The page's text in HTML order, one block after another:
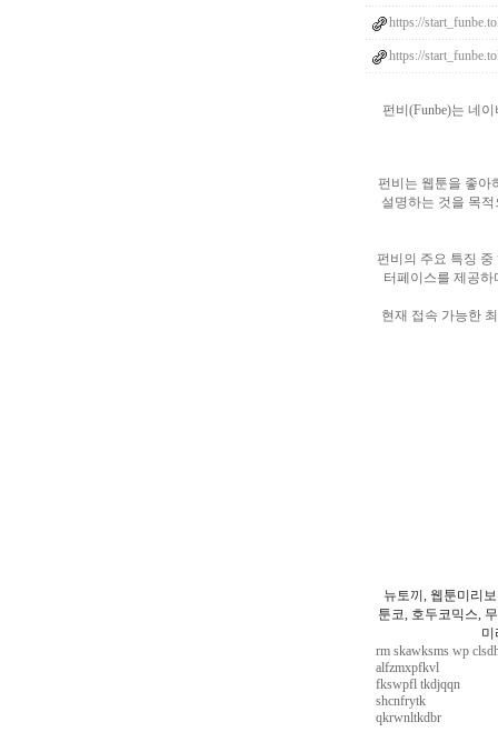
https://
https://
펀비(Funbe)는 네
펀비는 웹툰을 좋아
설명하는 것을 목
펀비의 주요 특징
터페이스를 제공
현재 접속 가능한
뉴토끼, 웹툰미리
툰코, 호두코믹스,
미
rm skawksms wp
alfzmxpfkvl
fkswpfl tkdjqqn
shcnfrytk
qkrwnltkdbr